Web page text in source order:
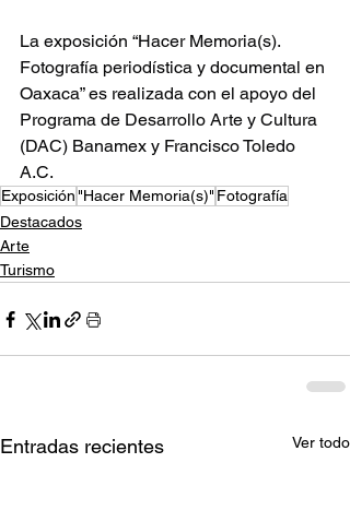
La exposición “Hacer Memoria(s).
Fotografía periodística y documental en
Oaxaca” es realizada con el apoyo del
Programa de Desarrollo Arte y Cultura
(DAC) Banamex y Francisco Toledo
A.C.
Exposición "Hacer Memoria(s)" Fotografía
Destacados
Arte
Turismo
Entradas recientes Ver todo